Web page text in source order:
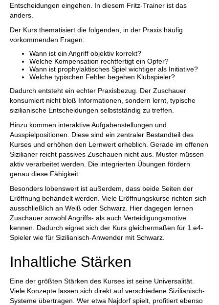
Entscheidungen eingehen. In diesem Fritz-Trainer ist das
anders.
Der Kurs thematisiert die folgenden, in der Praxis häufig
vorkommenden Fragen:
Wann ist ein Angriff objektiv korrekt?
Welche Kompensation rechtfertigt ein Opfer?
Wann ist prophylaktisches Spiel wichtiger als Initiative?
Welche typischen Fehler begehen Klubspieler?
Dadurch entsteht ein echter Praxisbezug. Der Zuschauer
konsumiert nicht bloß Informationen, sondern lernt, typische
sizilianische Entscheidungen selbstständig zu treffen.
Hinzu kommen interaktive Aufgabenstellungen und
Ausspielpositionen. Diese sind ein zentraler Bestandteil des
Kurses und erhöhen den Lernwert erheblich. Gerade im offenen
Sizilianer reicht passives Zuschauen nicht aus. Muster müssen
aktiv verarbeitet werden. Die integrierten Übungen fördern
genau diese Fähigkeit.
Besonders lobenswert ist außerdem, dass beide Seiten der
Eröffnung behandelt werden. Viele Eröffnungskurse richten sich
ausschließlich an Weiß oder Schwarz. Hier dagegen lernen
Zuschauer sowohl Angriffs- als auch Verteidigungsmotive
kennen. Dadurch eignet sich der Kurs gleichermaßen für 1.e4-
Spieler wie für Sizilianisch-Anwender mit Schwarz.
Inhaltliche Stärken
Eine der größten Stärken des Kurses ist seine Universalität.
Viele Konzepte lassen sich direkt auf verschiedene Sizilianisch-
Systeme übertragen. Wer etwa Najdorf spielt, profitiert ebenso